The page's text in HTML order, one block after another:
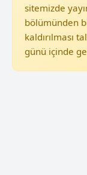
sitemizde
bölümünden
kaldırılması
günü içinde